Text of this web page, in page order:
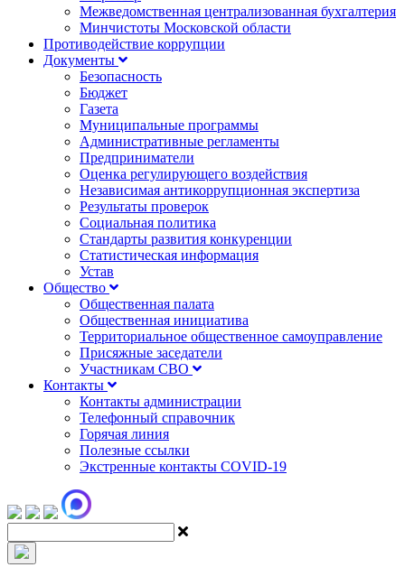
Межведомственная централизованная бухгалтерия
Минчистоты Московской области
Противодействие коррупции
Документы
Безопасность
Бюджет
Газета
Муниципальные программы
Административные регламенты
Предприниматели
Оценка регулирующего воздействия
Независимая антикоррупционная экспертиза
Результаты проверок
Социальная политика
Стандарты развития конкуренции
Статистическая информация
Устав
Общество
Общественная палата
Общественная инициатива
Территориальное общественное самоуправление
Присяжные заседатели
Участникам СВО
Контакты
Контакты администрации
Телефонный справочник
Горячая линия
Полезные ссылки
Экстренные контакты COVID-19